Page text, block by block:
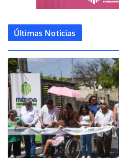
Últimas Noticias